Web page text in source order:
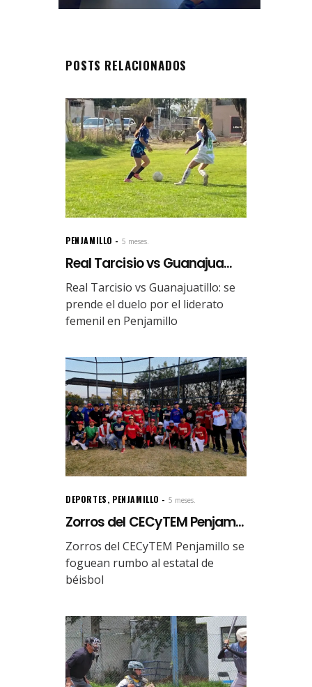
POSTS RELACIONADOS
PENJAMILLO 5 meses.
Real Tarcisio vs Guanajua...
Real Tarcisio vs Guanajuatillo: se
prende el duelo por el liderato
femenil en Penjamillo
DEPORTES, PENJAMILLO 5 meses.
Zorros del CECyTEM Penjam...
Zorros del CECyTEM Penjamillo se
foguean rumbo al estatal de
béisbol